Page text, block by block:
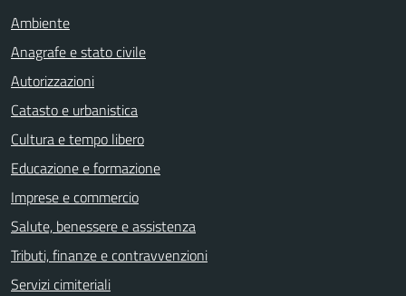
Ambiente
Anagrafe e stato civile
Autorizzazioni
Catasto e urbanistica
Cultura e tempo libero
Educazione e formazione
Imprese e commercio
Salute, benessere e assistenza
Tributi, finanze e contravvenzioni
Servizi cimiteriali